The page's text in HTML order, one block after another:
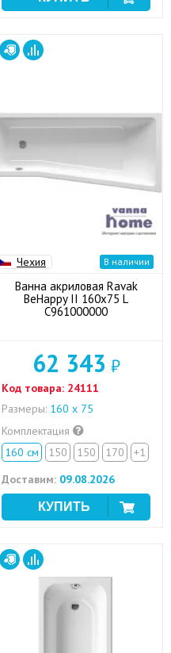
Чехия В наличии
Ванна акриловая Ravak
BeHappy II 160x75 L
C961000000
62 343 ₽
Код товара: 24111
Размеры: 160 х 75
Комплектация
160 см
150 150 170
+1
Доставим: 09.08.2026